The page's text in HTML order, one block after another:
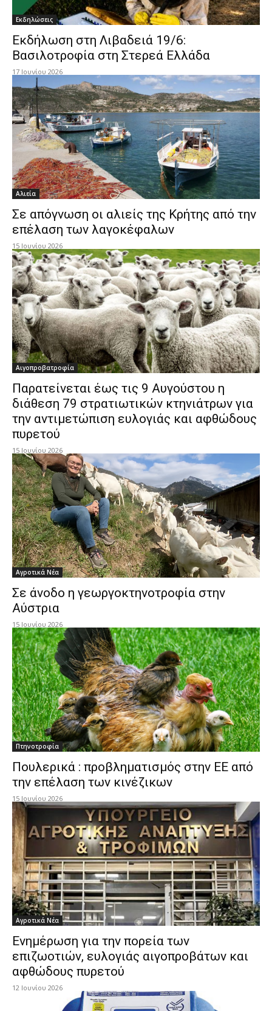
Εκδηλώσεις
Εκδήλωση στη Λιβαδειά 19/6:
Βασιλοτροφία στη Στερεά Ελλάδα
17 Ιουνίου 2026
Αλιεία
Σε απόγνωση οι αλιείς της Κρήτης από την
επέλαση των λαγοκέφαλων
15 Ιουνίου 2026
Αιγοπροβατροφία
Παρατείνεται έως τις 9 Αυγούστου η
διάθεση 79 στρατιωτικών κτηνιάτρων για
την αντιμετώπιση ευλογιάς και αφθώδους
πυρετού
15 Ιουνίου 2026
Αγροτικά Νέα
Σε άνοδο η γεωργοκτηνοτροφία στην
Αύστρια
15 Ιουνίου 2026
Πτηνοτροφία
Πουλερικά : προβληματισμός στην ΕΕ από
την επέλαση των κινέζικων
15 Ιουνίου 2026
Αγροτικά Νέα
Ενημέρωση για την πορεία των
επιζωοτιών, ευλογιάς αιγοπροβάτων και
αφθώδους πυρετού
12 Ιουνίου 2026